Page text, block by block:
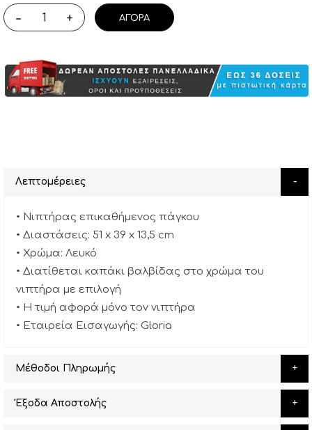
- + ΑΓΟΡΆ
Λεπτομέρειες
• Νιπτήρας επικαθήμενος πάγκου
• Διαστάσεις: 51 x 39 x 13,5 cm
• Χρώμα: Λευκό
• Διατίθεται καπάκι βαλβίδας στο χρώμα του
νιπτήρα με επιλογή
• Η τιμή αφορά μόνο τον νιπτήρα
• Εταιρεία Εισαγωγής: Gloria
Μέθοδοι Πληρωμής
Έξοδα Αποστολής